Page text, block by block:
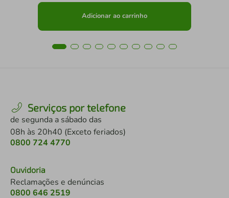
Adicionar ao carrinho
Serviços por telefone
de segunda a sábado das
08h às 20h40 (Exceto feriados)
0800 724 4770
Ouvidoria
Reclamações e denúncias
0800 646 2519